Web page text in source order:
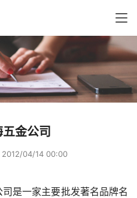
金公司
2012/04/14 00:00
是一家主要批发著名品牌名